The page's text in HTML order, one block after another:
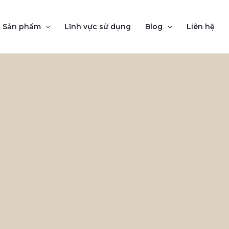
Sản phẩm Lĩnh vực sử dụng Blog Liên hệ